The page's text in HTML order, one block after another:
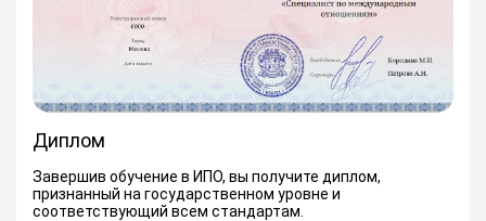
Диплом
Завершив обучение в ИПО, вы получите диплом,
признанный на государственном уровне и
соответствующий всем стандартам.